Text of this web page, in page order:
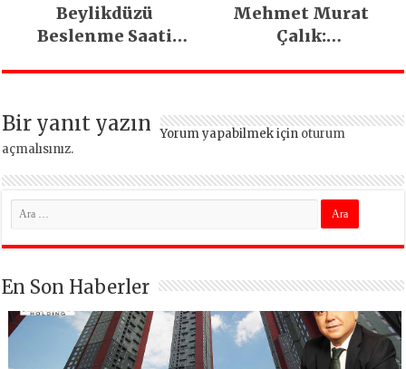
Beylikdüzü
Beslenme Saati
Mehmet Murat
Çalık:
felsefe ortaya
Bir yanıt yazın Yorum yapabilmek için oturum
açmalısınız.
En Son Haberler